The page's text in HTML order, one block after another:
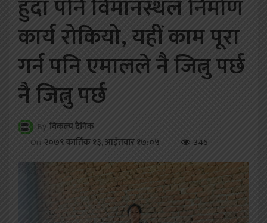
हुँदा पनि विमानस्थल निर्माण
कार्य रोकियो, यहीं काम पूरा
गर्न पनि एमालले नै जित्नु पर्छ
नै जित्नु पर्छ
By विकल्प दैनिक
On २०७९ कार्तिक १३, आईतवार १७:०५ 346